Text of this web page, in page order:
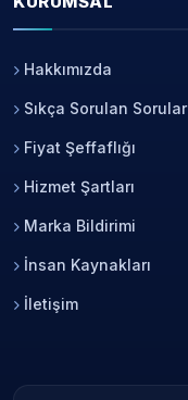
Hakkımızda
Sıkça Sorulan Sorular
Fiyat Şeffaflığı
Hizmet Şartları
Marka Bildirimi
İnsan Kaynakları
İletişim